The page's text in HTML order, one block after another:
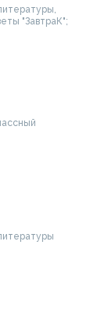
"ЗавтраК";